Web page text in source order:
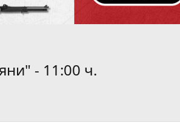
- 11:00 ч.